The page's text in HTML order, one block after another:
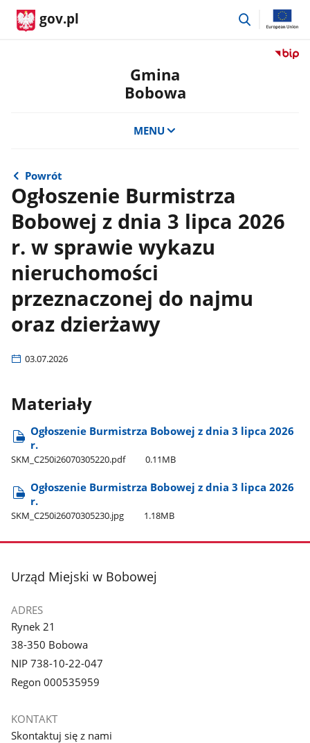
gov.pl
przejdź
Przejdź
Gmina
Bobowa
MENU
Powrót
Ogłoszenie Burmistrza
Bobowej z dnia 3 lipca 2026
r. w sprawie wykazu
nieruchomości
przeznaczonej do najmu
oraz dzierżawy
03.07.2026
Materiały
Ogłoszenie Burmistrza Bobowej z dnia 3 lipca 2026
r.
SKM​_C250i26070305220.pdf 0.11MB
Ogłoszenie Burmistrza Bobowej z dnia 3 lipca 2026
r.
SKM​_C250i26070305230.jpg 1.18MB
stopka
Urząd Miejski w Bobowej
ADRES
Rynek 21
38-350 Bobowa
NIP 738-10-22-047
Regon 000535959
KONTAKT
Skontaktuj się z nami